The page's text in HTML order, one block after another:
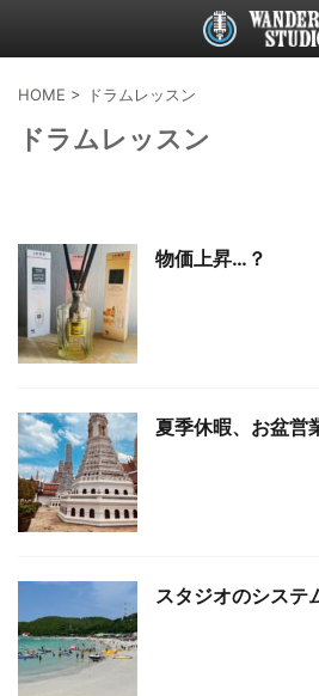
HOME > ドラムレッスン
ドラムレッスン
物価上昇…？
夏季休暇、お盆営
スタジオのシステ